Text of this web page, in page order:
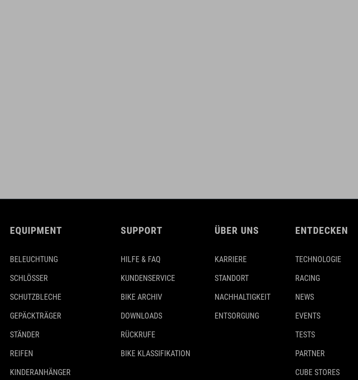
EQUIPMENT
BELEUCHTUNG
SCHLÖSSER
SCHUTZBLECHE
GEPÄCKTRÄGER
STÄNDER
REIFEN
KINDERANHÄNGER
SUPPORT
HILFE & FAQ
KUNDENSERVICE
BIKE ARCHIV
DOWNLOADS
RÜCKRUFE
BIKE KLASSIFIKATION
ÜBER UNS
KARRIERE
STANDORT
NACHHALTIGKEIT
ENTSORGUNG
ENTDECKEN
TECHNOLOGIE
RACING
NEWS
EVENTS
TESTS
PARTNER
CUBE STORES